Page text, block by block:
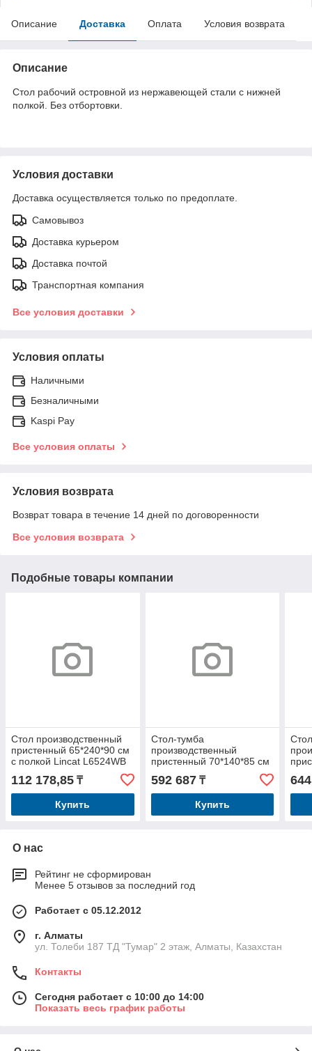
Описание Доставка Оплата Условия возврата
Описание
Стол рабочий островной из нержавеющей стали с нижней
полкой. Без отбортовки.
Условия доставки
Доставка осуществляется только по предоплате.
Самовывоз
Доставка курьером
Доставка почтой
Транспортная компания
Все условия доставки
Условия оплаты
Наличными
Безналичными
Kaspi Pay
Все условия оплаты
Условия возврата
Возврат товара в течение 14 дней по договоренности
Все условия возврата
Подобные товары компании
Стол производственный
пристенный 65*240*90 см
с полкой Lincat L6524WB
112 178,85 ₸
Купить
Стол-тумба
производственный
пристенный 70*140*85 см
с раздвижными дверьми
Kocateq SAR147A
592 687₸
Купить
О нас
Рейтинг не сформирован
Менее 5 отзывов за последний год
Работает с 05.12.2012
г. Алматы
ул. Толеби 187 ТД "Тумар" 2 этаж, Алматы, Казахстан
Контакты
Сегодня работает с 10:00 до 14:00
Показать весь график работы